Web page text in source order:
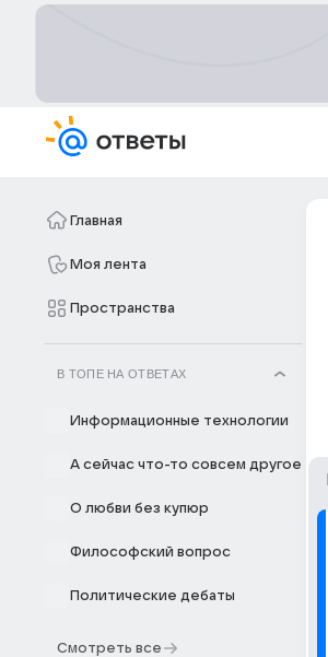
Главная
Моя лента
Пространства
В ТОПЕ НА ОТВЕТАХ
Информационные технологии
А сейчас что-то совсем другое
О любви без купюр
Философский вопрос
Политические дебаты
Смотреть все